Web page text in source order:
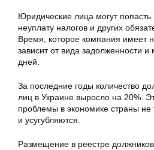
Юридические лица могут попасть
неуплату налогов и других
Время, которое компания имеет
зависит от вида задолженности
дней.
За последние годы количество
лиц в Украине выросло на 20%.
проблемы в экономике страны
и усугубляются.
Размещение в реестре